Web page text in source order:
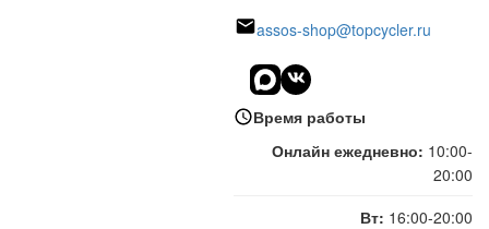
assos-shop@topcycler.ru
Время работы
Онлайн ежедневно: 10:00-
20:00
Вт: 16:00-20:00